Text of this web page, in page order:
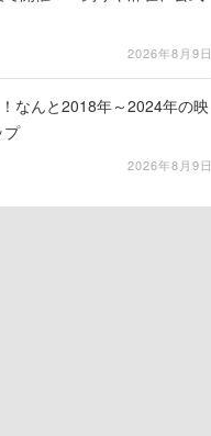
2026年8月9日
なんと2018年～2024年の映
プ
2026年8月9日